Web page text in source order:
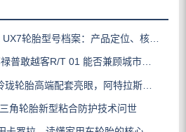
档案：产品定位、核心技术、适用车型与使用场景
越客R/T 01 能否兼顾城市与越野？
套亮眼，阿特拉斯助力智界V9领跑豪华MPV市场
角轮胎新型粘合防护技术问世